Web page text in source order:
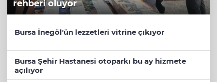
rehberi oluyor
Bursa İnegöl'ün lezzetleri vitrine çıkıyor
Bursa Şehir Hastanesi otoparkı bu ay hizmete
açılıyor